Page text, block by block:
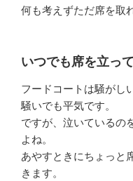
何も考えずただ席を取
いつでも席を立っ
フードコートは騒がし
騒いでも平気です。
ですが、泣いているの
よね。
あやすときにちょっと
きます。